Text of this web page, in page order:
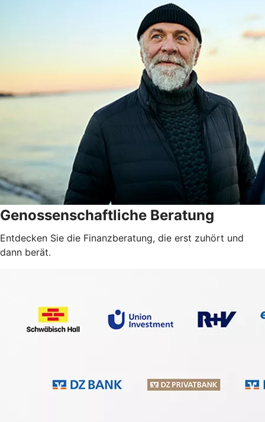
Genossenschaftliche Beratung
Entdecken Sie die Finanzberatung, die erst zuhört und
dann berät.